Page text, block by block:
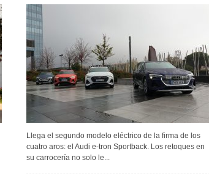
Llega el segundo modelo eléctrico de la firma de los
cuatro aros: el Audi e-tron Sportback. Los retoques en
su carrocería no solo le...